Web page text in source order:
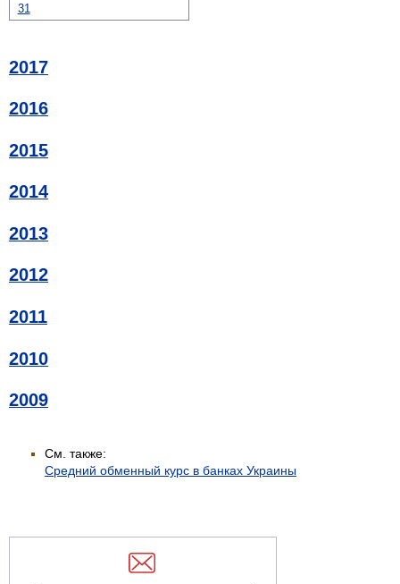
31
2017
2016
2015
2014
2013
2012
2011
2010
2009
См. также:
Средний обменный курс в банках Украины